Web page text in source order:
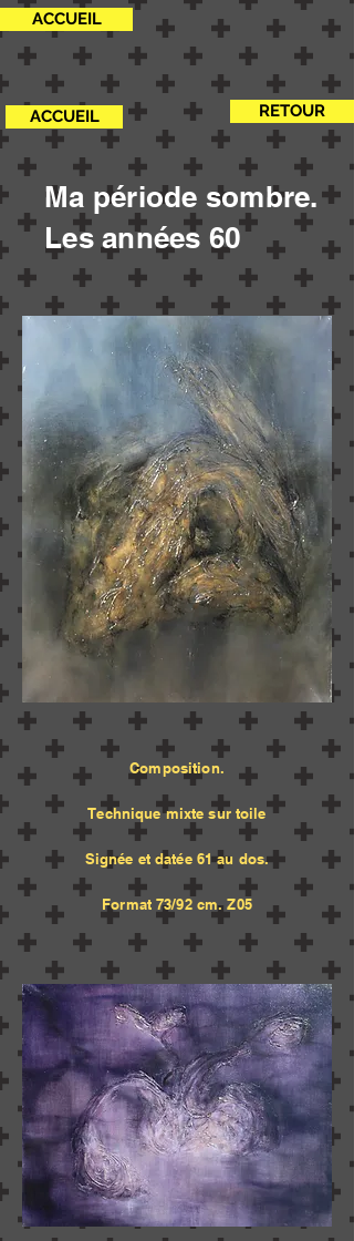
ACCUEIL
ACCUEIL RETOUR
Ma période sombre.
Les années 60
Composition.
Technique mixte sur toile
Signée et datée 61 au dos.
Format 73/92 cm. Z05